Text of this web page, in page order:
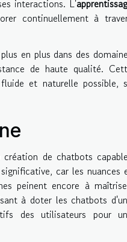
interactions. L'
continuellement à
en plus dans des
de haute qualité.
et naturelle possible,
de chatbots
car les nuances
peinent encore à
à doter les chatbots
des utilisateurs pour